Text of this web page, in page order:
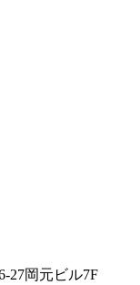
27岡元ビル7F